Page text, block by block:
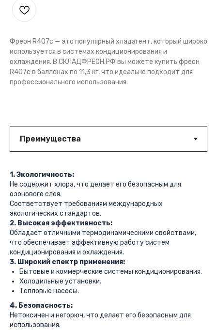
Фреон R407c — это популярный хладагент, который широко
используется в системах кондиционирования и
охлаждения. В СКЛАДФРЕОН.РФ вы можете купить фреон
R407c в баллонах по 11,3 кг, что идеально подходит для
профессионального использования.
1. Экологичность:
Не содержит хлора, что делает его безопасным для
озонового слоя.
Соответствует требованиям международных
экологических стандартов.
2. Высокая эффективность:
Обладает отличными термодинамическими свойствами,
что обеспечивает эффективную работу систем
кондиционирования и охлаждения.
3. Широкий спектр применения:
Бытовые и коммерческие системы кондиционирования.
Холодильные установки.
Тепловые насосы.
4. Безопасность:
Нетоксичен и негорюч, что делает его безопасным для
использования.